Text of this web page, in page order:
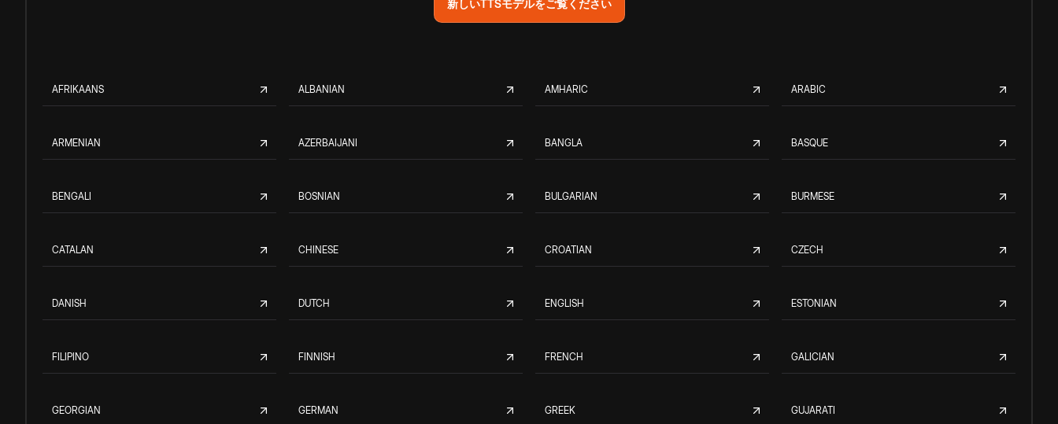
新しいTTSモデルをご覧ください
AFRIKAANS ALBANIAN AMHARIC ARABIC
ARMENIAN AZERBAIJANI BANGLA BASQUE
BENGALI BOSNIAN BULGARIAN BURMESE
CATALAN CHINESE CROATIAN CZECH
DANISH DUTCH ENGLISH ESTONIAN
FILIPINO FINNISH FRENCH GALICIAN
GEORGIAN GERMAN GREEK GUJARATI